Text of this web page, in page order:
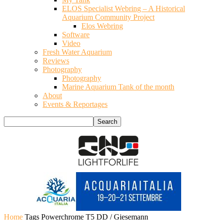
ELOS Specialist Webring – A Historical
Aquarium Community Project
Elos Webring
Software
Video
Fresh Water Aquarium
Reviews
Photography
Photography
Marine Aquarium Tank of the month
About
Events & Reportages
Home Tags Powerchrome T5 DD / Giesemann